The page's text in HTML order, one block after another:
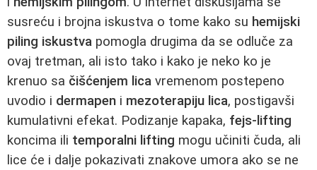
susreću i brojna iskustva o tome kako su hemijski
piling iskustva pomogla drugima da se odluče za
ovaj tretman, ali isto tako i kako je neko ko je
krenuo sa čišćenjem lica vremenom postepeno
uvodio i dermapen i mezoterapiju lica, postigavši
kumulativni efekat. Podizanje kapaka, fejs-lifting
koncima ili temporalni lifting mogu učiniti čuda, ali
lice će i dalje pokazivati znakove umora ako se ne